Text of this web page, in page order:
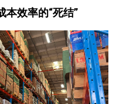
本效率的“死结”